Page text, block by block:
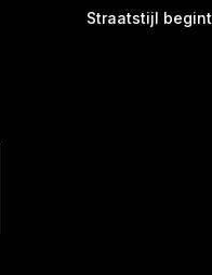
Straatstijl begint